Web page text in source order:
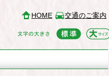
HOME 交通のご案内